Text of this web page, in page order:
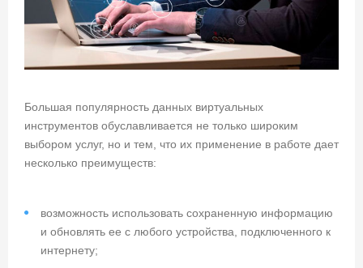
Большая популярность данных виртуальных
инструментов обуславливается не только широким
выбором услуг, но и тем, что их применение в работе дает
несколько преимуществ:
возможность использовать сохраненную информацию
и обновлять ее с любого устройства, подключенного к
интернету;